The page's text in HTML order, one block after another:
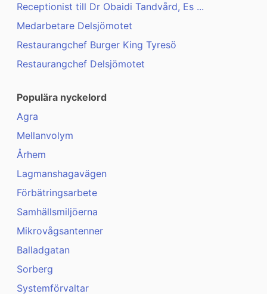
Receptionist till Dr Obaidi Tandvård, Es ...
Medarbetare Delsjömotet
Restaurangchef Burger King Tyresö
Restaurangchef Delsjömotet
Populära nyckelord
Agra
Mellanvolym
Århem
Lagmanshagavägen
Förbätringsarbete
Samhällsmiljöerna
Mikrovågsantenner
Balladgatan
Sorberg
Systemförvaltar